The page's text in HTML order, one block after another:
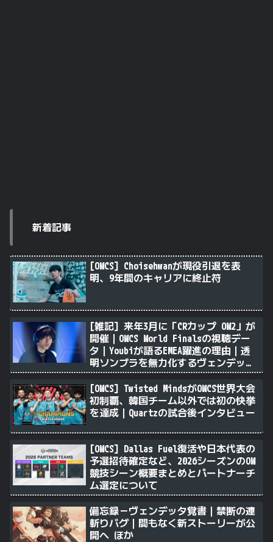
新着記事
[OWCS] Choisehwanが現役引退を表
明、9年間のキャリアに終止符
[雑記] 来年3月に「CRカップ OW2」が
開催｜OWCS World Finalsの視聴デー
タ｜Youbiが語るEMEA躍進の理由｜透
明ソンブラを無力化するヴェンデッタ
｜Stalk3rが久々のツィート ほか
[OWCS] Twisted MindsがOWCS世界大会
初制覇、韓国チーム以外では初の快挙
を達成｜Quartzの試合後インタビュー
[OWCS] Dallas Fuel復活や日本代表の
予選招待確定など、2026シーズンのOW
競技シーン概要まとめとパートナーチ
ム選定について
備忘録－ヴェンデッタ覚書｜禁断の連
斬りバグ｜間もなく新ストーリーが公
開へ ほか